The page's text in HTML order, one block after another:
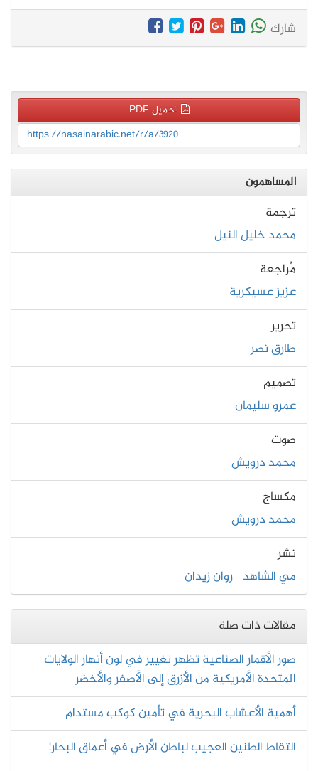
شارك
تحميل PDF
https://nasainarabic.net/r/a/3920
المساهمون
ترجمة
محمد خليل النيل
مُراجعة
عزيز عسيكرية
تحرير
طارق نصر
تصميم
عمرو سليمان
صوت
محمد درويش
مكساج
محمد درويش
نشر
مي الشاهد روان زيدان
مقالات ذات صلة
صور الأقمار الصناعية تظهر تغيير في لون أنهار الوﻻيات
المتحدة الأمريكية من الأزرق إلى الأصفر والأخضر
أهمية الأعشاب البحرية في تأمين كوكب مستدام
التقاط الطنين العجيب لباطن الأرض في أعماق البحار!